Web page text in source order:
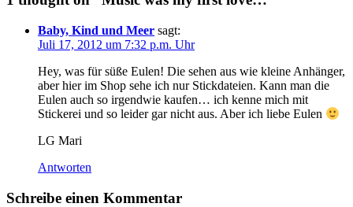
Baby, Kind und Meer sagt:
Juli 17, 2012 um 7:32 p.m. Uhr
Hey, was für süße Eulen! Die sehen aus wie kleine Anhänger,
aber hier im Shop sehe ich nur Stickdateien. Kann man die
Eulen auch so irgendwie kaufen… ich kenne mich mit
Stickerei und so leider gar nicht aus. Aber ich liebe Eulen
LG Mari
Antworten
Schreibe einen Kommentar